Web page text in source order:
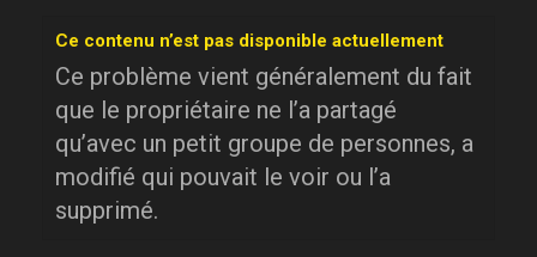
Ce contenu n’est pas disponible actuellement
Ce problème vient généralement du fait
que le propriétaire ne l’a partagé
qu’avec un petit groupe de personnes, a
modifié qui pouvait le voir ou l’a
supprimé.